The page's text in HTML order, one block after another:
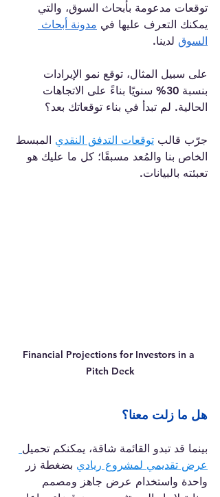
توقعات مدعومة بأبحاث السوق، والتي
يمكنك التعرف عليها في مدونة أبحاث
السوق لدينا.
على سبيل المثال، توقع نمو الإيرادات
بنسبة 30% سنويًا بناءً على الاتجاهات
الحالية. لم تبدأ في بناء توقعاتك بعد؟
جرّب قالب توقعات التدفق النقدي المبسط
الخاص بنا والمُعد مسبقًا؛ كل ما عليك هو
تعبئته بالبيانات.
Financial Projections for Investors in a
Pitch Deck
هل ما زلت معنا؟
بينما قد تبدو القائمة شاقة، يمكنكم تحميل
عرض تقديمي لمشروع ريادي بضغطة زر
واحدة واستخدام عرض جاهز ومصمم